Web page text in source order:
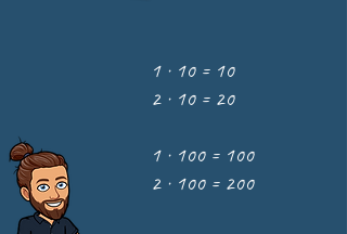
1 · 10 = 10
2 · 10 = 20
1 · 100 = 100
2 · 100 = 200